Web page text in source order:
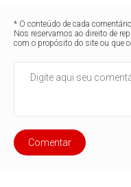
* O conteúdo de cada
Nos reservamos ao direito de
com o propósito do site ou que
Comentar